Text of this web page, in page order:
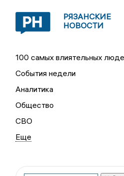
РЯЗАНСКИЕ
НОВОСТИ
100 самых влиятельных
События недели
Аналитика
Общество
СВО